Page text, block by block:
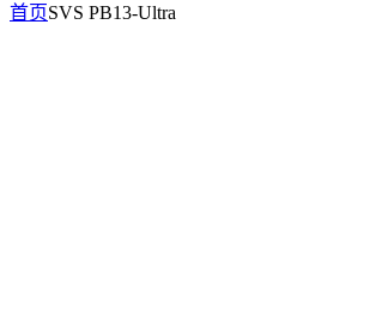
首页SVS PB13-Ultra